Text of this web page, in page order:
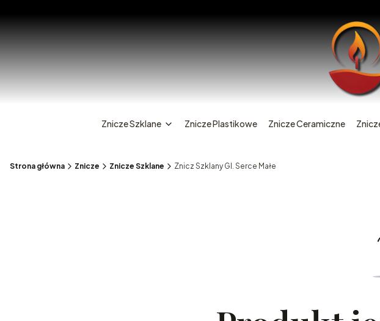
Znicze Szklane Znicze Plastikowe Znicze Ceramiczne
Strona główna Znicze Znicze Szklane Znicz Szklany Gl. Serce Małe